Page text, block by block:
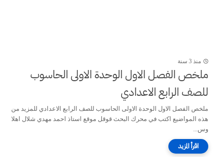
منذ 3 سنة
ملخص الفصل الاول الوحدة الاولى الحاسوب
للصف الرابع الاعدادي
ملخص الفصل الاول الوحدة الاولى الحاسوب للصف الرابع الاعدادي للمزيد من
هذه المواضيع اكتب في محرك البحث قوقل موقع استاذ احمد مهدي شلال اهلا
وس...